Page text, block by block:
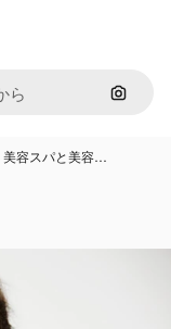
画像で
美容スパと美容…